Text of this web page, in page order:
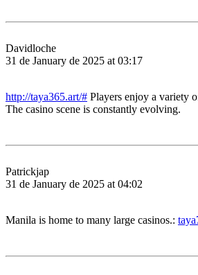
Davidloche
31 de January de 2025 at 03:17
http://taya365.art/# Players enjoy a variety
The casino scene is constantly evolving.
Patrickjap
31 de January de 2025 at 04:02
Manila is home to many large casinos.: